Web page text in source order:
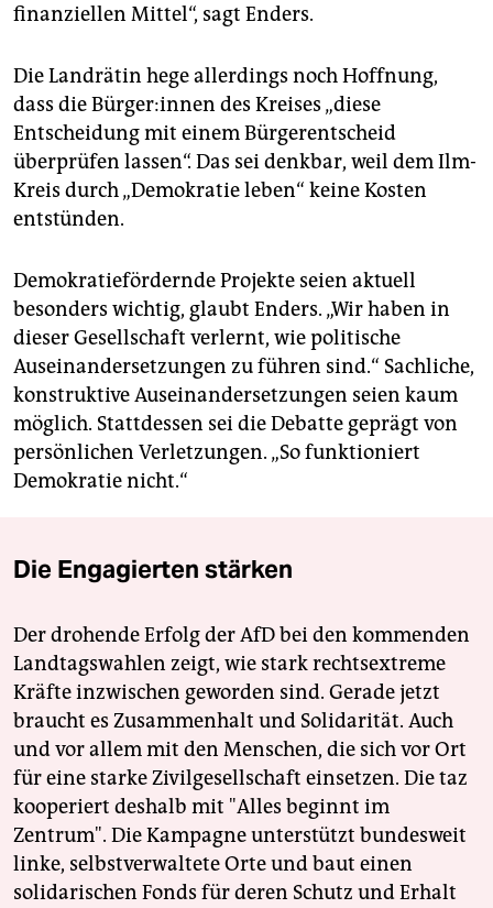
finanziellen Mittel“, sagt Enders.
Die Landrätin hege allerdings noch Hoffnung,
dass die Bür­ge­r:in­nen des Kreises „diese
Entscheidung mit einem Bürgerentscheid
überprüfen lassen“. Das sei denkbar, weil dem Ilm-
Kreis durch „Demokratie leben“ keine Kosten
entstünden.
Demokratiefördernde Projekte seien aktuell
besonders wichtig, glaubt Enders. „Wir haben in
dieser Gesellschaft verlernt, wie politische
Auseinandersetzungen zu führen sind.“ Sachliche,
konstruktive Auseinandersetzungen seien kaum
möglich. Stattdessen sei die Debatte geprägt von
persönlichen Verletzungen. „So funktioniert
Demokratie nicht.“
Die Engagierten stärken
Der drohende Erfolg der AfD bei den kommenden
Landtagswahlen zeigt, wie stark rechtsextreme
Kräfte inzwischen geworden sind. Gerade jetzt
braucht es Zusammenhalt und Solidarität. Auch
und vor allem mit den Menschen, die sich vor Ort
für eine starke Zivilgesellschaft einsetzen. Die taz
kooperiert deshalb mit "Alles beginnt im
Zentrum". Die Kampagne unterstützt bundesweit
linke, selbstverwaltete Orte und baut einen
solidarischen Fonds für deren Schutz und Erhalt